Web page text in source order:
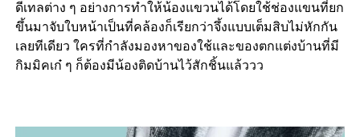
ดีเทลต่าง ๆ อย่างการทำให้น้องแขวนได้โดยใช้ช่องแขนที่ยก
ขึ้นมาจับใบหน้าเป็นที่คล้องก็เรียกว่าจึ้งแบบเต็มสิบไม่หักกัน
เลยทีเดียว ใครที่กำลังมองหาของใช้และของตกแต่งบ้านที่มี
กิมมิคเก๋ ๆ ก็ต้องมีน้องติดบ้านไว้สักชิ้นแล้ววว